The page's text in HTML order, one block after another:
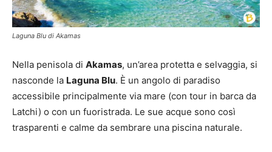
Laguna Blu di Akamas
Nella penisola di Akamas, un’area protetta e selvaggia, si
nasconde la Laguna Blu. È un angolo di paradiso
accessibile principalmente via mare (con tour in barca da
Latchi) o con un fuoristrada. Le sue acque sono così
trasparenti e calme da sembrare una piscina naturale.